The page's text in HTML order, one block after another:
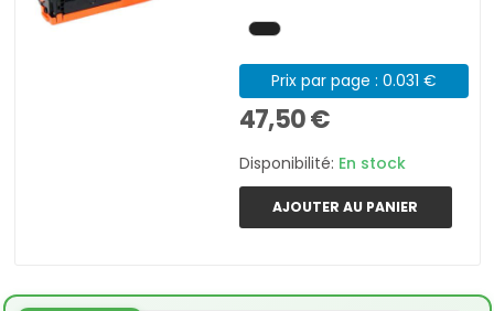
Prix par page : 0.031 €
47,50 €
Disponibilité: En stock
AJOUTER AU PANIER